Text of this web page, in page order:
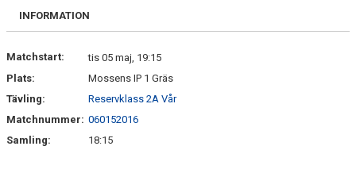
KALENDER
MATCHER
KONTAKT
INFORMATION
Matchstart:
tis 05 maj, 19:15
Plats:
Mossens IP 1 Gräs
Tävling:
Reservklass 2A Vår
Matchnummer: 060152016
Samling:
18:15